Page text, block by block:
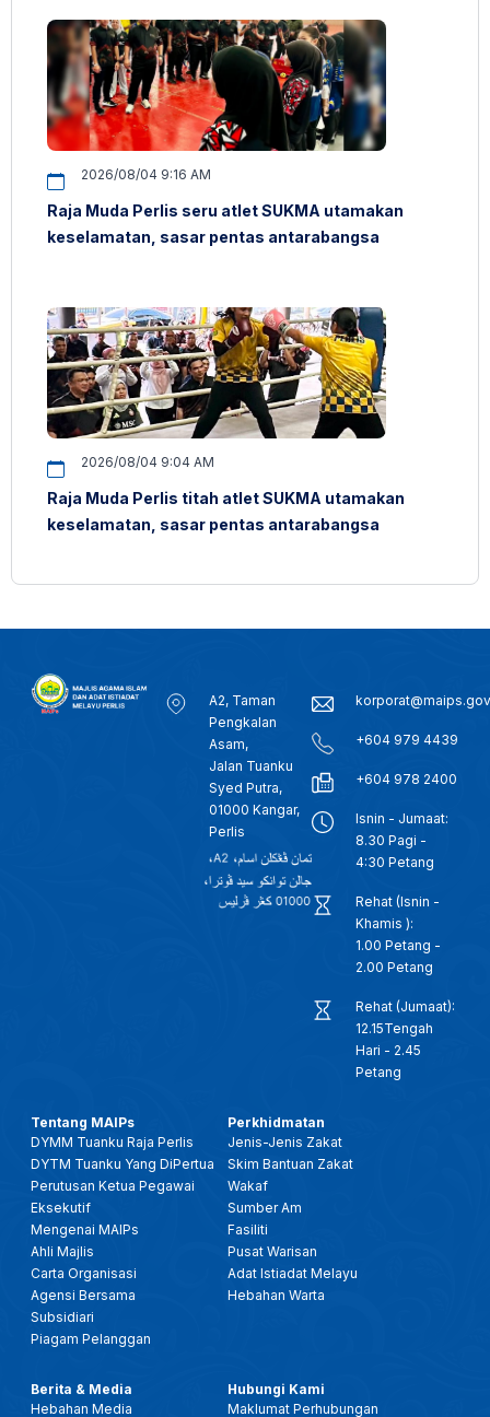
2026/08/04 9:16 AM
Raja Muda Perlis seru atlet SUKMA utamakan
keselamatan, sasar pentas antarabangsa
2026/08/04 9:04 AM
Raja Muda Perlis titah atlet SUKMA utamakan
keselamatan, sasar pentas antarabangsa
A2, Taman
Pengkalan
Asam,
Jalan Tuanku
Syed Putra,
01000 Kangar,
Perlis
+604 979 4439
+604 978 2400
Isnin - Jumaat:
8.30 Pagi -
4:30 Petang
Rehat (Isnin -
Khamis ):
1.00 Petang -
2.00 Petang
Rehat (Jumaat):
12.15Tengah
Hari - 2.45
Petang
Tentang MAIPs
DYMM Tuanku Raja Perlis
DYTM Tuanku Yang DiPertua
Perutusan Ketua Pegawai
Eksekutif
Mengenai MAIPs
Ahli Majlis
Carta Organisasi
Agensi Bersama
Subsidiari
Piagam Pelanggan
Perkhidmatan
Jenis-Jenis Zakat
Skim Bantuan Zakat
Wakaf
Sumber Am
Fasiliti
Pusat Warisan
Adat Istiadat Melayu
Hebahan Warta
Berita & Media
Hebahan Media
Hubungi Kami
Maklumat Perhubungan